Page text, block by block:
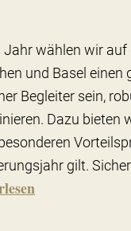
Jahr wählen wir
und Basel einen
Begleiter sein,
Dazu bieten
gilt.